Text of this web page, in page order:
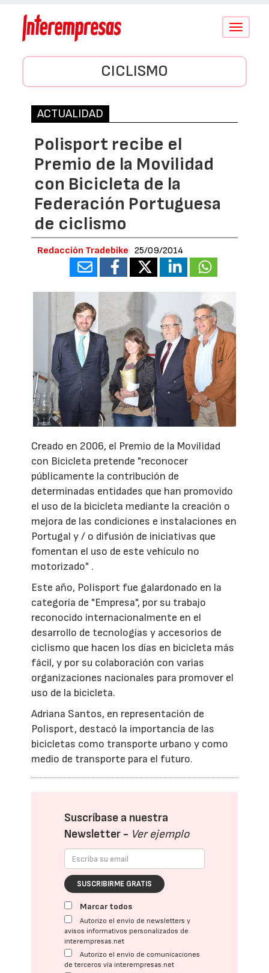
Conmutar
CICLISMO
ACTUALIDAD
Polisport recibe el
Premio de la Movilidad
con Bicicleta de la
Federación Portuguesa
de ciclismo
Redacción Tradebike 25/09/2014
Creado en 2006, el Premio de la Movilidad
con Bicicleta pretende "reconocer
públicamente la contribución de
determinadas entidades que han promovido
el uso de la bicicleta mediante la creación o
mejora de las condiciones e instalaciones en
Portugal y / o difusión de iniciativas que
fomentan el uso de este vehículo no
motorizado" .
Este año, Polisport fue galardonado en la
categoría de "Empresa", por su trabajo
reconocido internacionalmente en el
desarrollo de tecnologías y accesorios de
ciclismo que hacen los días en bicicleta más
fácil, y por su colaboración con varias
organizaciones nacionales para promover el
uso de la bicicleta.
Adriana Santos, en representación de
Polisport, destacó la importancia de las
bicicletas como transporte urbano y como
medio de transporte para el futuro.
Suscríbase a nuestra
Newsletter - Ver ejemplo
SUSCRIBIRME GRATIS
Marcar todos
Autorizo el envío de newsletters y
avisos informativos personalizados de
interempresas.net
Autorizo el envío de comunicaciones
de terceros vía interempresas.net